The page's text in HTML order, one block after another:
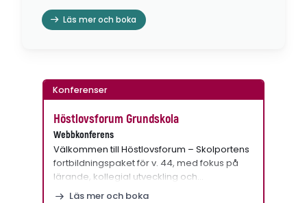
Läs mer och boka
Konferenser
Höstlovsforum Grundskola
Webbkonferens
Välkommen till Höstlovsforum – Skolportens
fortbildningspaket för v. 44, med fokus på
lärande, kollegial utveckling och…
Läs mer och boka